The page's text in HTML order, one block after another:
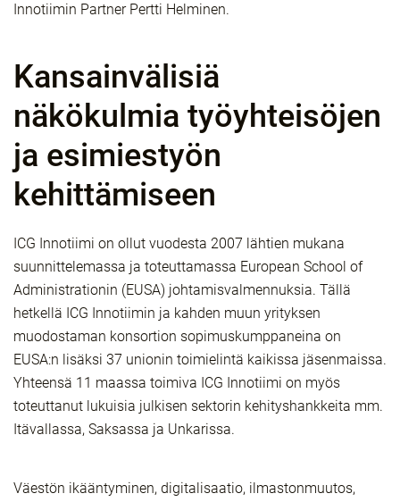
Innotiimin Partner Pertti Helminen.
Kansainvälisiä
näkökulmia työyhteisöjen
ja esimiestyön
kehittämiseen
ICG Innotiimi on ollut vuodesta 2007 lähtien mukana
suunnittelemassa ja toteuttamassa European School of
Administrationin (EUSA) johtamisvalmennuksia. Tällä
hetkellä ICG Innotiimin ja kahden muun yrityksen
muodostaman konsortion sopimuskumppaneina on
EUSA:n lisäksi 37 unionin toimielintä kaikissa jäsenmaissa.
Yhteensä 11 maassa toimiva ICG Innotiimi on myös
toteuttanut lukuisia julkisen sektorin kehityshankkeita mm.
Itävallassa, Saksassa ja Unkarissa.
Väestön ikääntyminen, digitalisaatio, ilmastonmuutos,